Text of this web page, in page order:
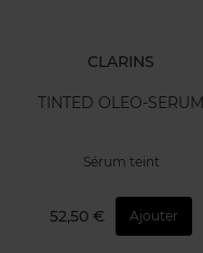
CLARINS
TINTED OLEO-SERUM
Sérum teint
52,50 € Ajouter